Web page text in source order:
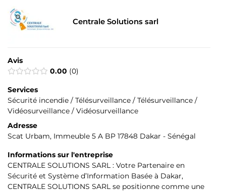
Centrale Solutions sarl
Avis
0.00 0
Services
Sécurité incendie / Télésurveillance / Télésurveillance /
Vidéosurveillance / Vidéosurveillance
Adresse
Scat Urbam, Immeuble 5 A BP 17848 Dakar - Sénégal
Informations sur l'entreprise
CENTRALE SOLUTIONS SARL : Votre Partenaire en
Sécurité et Système d’Information Basée à Dakar,
CENTRALE SOLUTIONS SARL se positionne comme une